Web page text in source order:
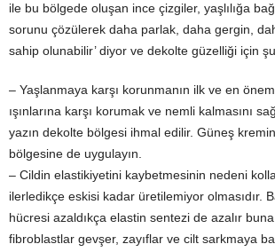
ile bu bölgede oluşan ince çizgiler, yaşlılığa
sorunu çözülerek daha parlak, daha gergin,
sahip olunabilir’ diyor ve dekolte güzelliği için
– Yaşlanmaya karşı korunmanın ilk ve en
ışınlarına karşı korumak ve nemli kalmasını
yazın dekolte bölgesi ihmal edilir. Güneş
bölgesine de uygulayın.
– Cildin elastikiyetini kaybetmesinin nedeni
ilerledikçe eskisi kadar üretilemiyor olmasıdır.
hücresi azaldıkça elastin sentezi de azalır
fibroblastlar gevşer, zayıflar ve cilt sarkmaya